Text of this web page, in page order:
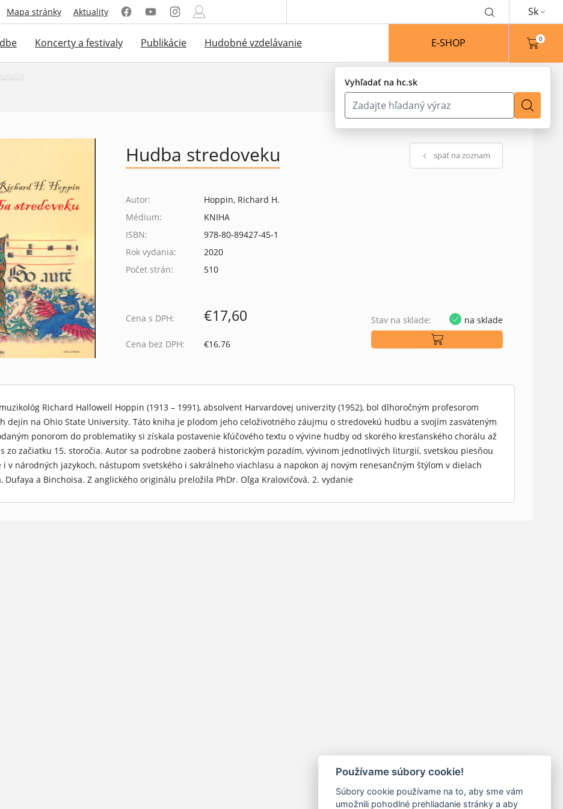
Mapa stránky Aktuality
Vyhľadať na hc.sk
Sk
Koncerty a festivaly Publikácie Hudobné vzdelávanie E-SHOP 0
Katalóg
Hudba stredoveku späť na zoznam
Autor:
Hoppin, Richard H.
Médium:
KNIHA
ISBN:
978-80-89427-45-1
Rok vydania:
2020
Počet strán:
510
Cena s DPH: €17,60
Cena bez DPH: €16.76
Stav na sklade: na sklade
Richard Hallowell Hoppin (1913 – 1991), absolvent Harvardovej univerzity (1952), bol dlhoročným profesorom
dejín na Ohio State University. Táto kniha je plodom jeho celoživotného záujmu o stredovekú hudbu a svojím zasväteným
ponorom do problematiky si získala postavenie kľúčového textu o vývine hudby od skorého kresťanského chorálu až
zo začiatku 15. storočia. Autor sa podrobne zaoberá historickým pozadím, vývinom jednotlivých liturgií, svetskou piesňou
v národných jazykoch, nástupom svetského i sakrálneho viachlasu a napokon aj novým renesančným štýlom v dielach
Dufaya a Binchoisa. Z anglického originálu preložila PhDr. Oľga Kralovičová. 2. vydanie
Používame súbory cookie!
Súbory cookie používame na to, aby sme vám
umožnili pohodlné prehliadanie stránky a aby